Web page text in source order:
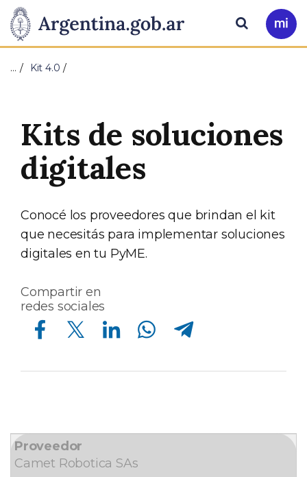
Presidencia
de
Nación
Pasar al contenido principal
Ir
a
Buscar
… Kit 4.0
Kits de soluciones
digitales
Conocé los proveedores que brindan el kit
que necesitás para implementar soluciones
digitales en tu PyME.
Compartir en
redes sociales
Compartir en Facebook Compartir en Twitter Compartir en Linkedin Compartir en Whatsapp Compartir en Telegram
Camet Robotica SAs